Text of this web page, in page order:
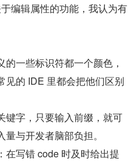
编辑属性的功能，我认为有
一些标识符都一个颜色，
见的 IDE 里都会把他们区别
键字，只要输入前缀，就可
与开发者脑部负担。
在写错 code 时及时给出提